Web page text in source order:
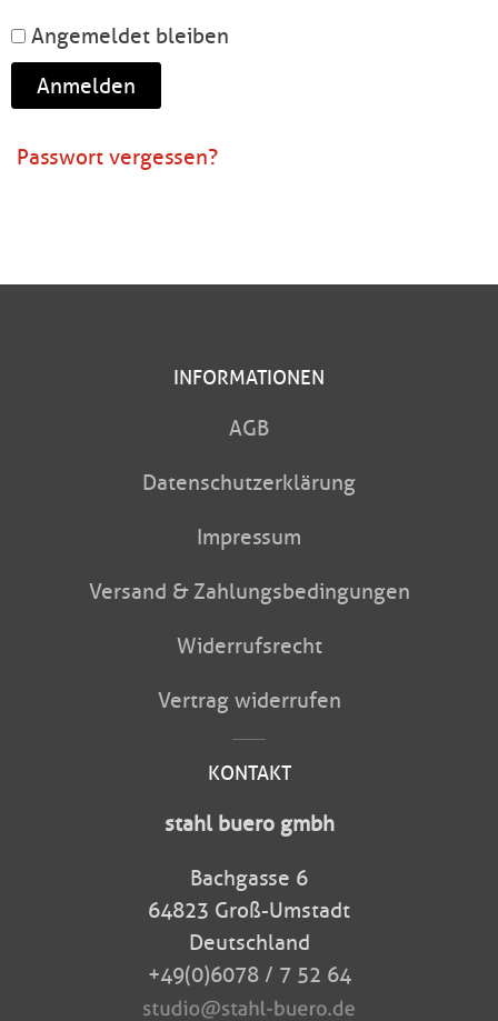
Angemeldet bleiben
Anmelden
Passwort vergessen?
INFORMATIONEN
AGB
Datenschutzerklärung
Impressum
Versand & Zahlungsbedingungen
Widerrufsrecht
Vertrag widerrufen
KONTAKT
stahl buero gmbh
Bachgasse 6
64823 Groß-Umstadt
Deutschland
+49(0)6078 / 7 52 64